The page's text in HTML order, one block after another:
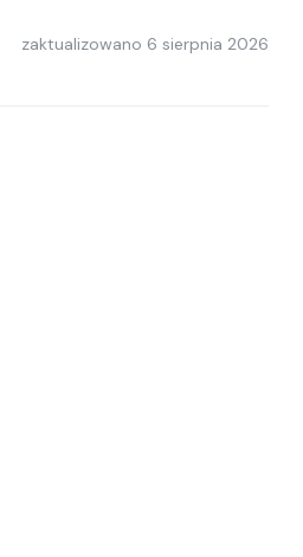
zaktualizowano 6 sierpnia 2026